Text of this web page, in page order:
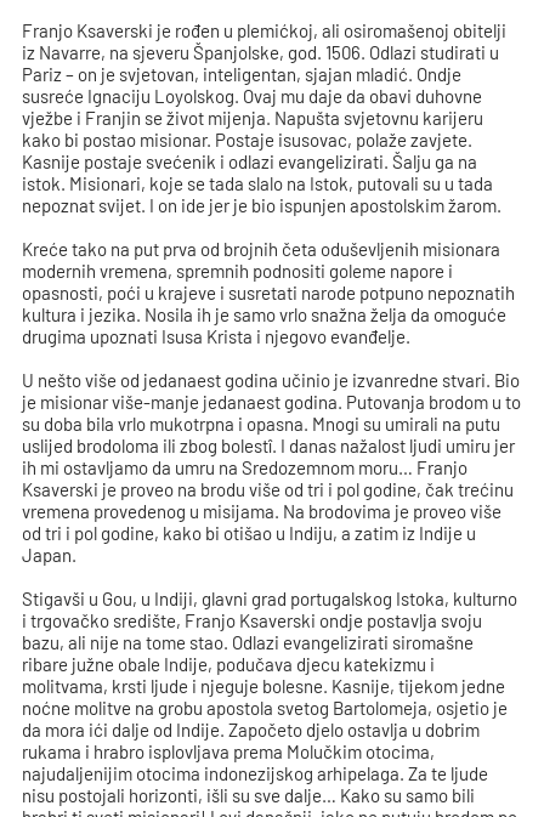
Franjo Ksaverski je rođen u plemićkoj, ali osiromašenoj obitelji
iz Navarre, na sjeveru Španjolske, god. 1506. Odlazi studirati u
Pariz – on je svjetovan, inteligentan, sjajan mladić. Ondje
susreće Ignaciju Loyolskog. Ovaj mu daje da obavi duhovne
vježbe i Franjin se život mijenja. Napušta svjetovnu karijeru
kako bi postao misionar. Postaje isusovac, polaže zavjete.
Kasnije postaje svećenik i odlazi evangelizirati. Šalju ga na
istok. Misionari, koje se tada slalo na Istok, putovali su u tada
nepoznat svijet. I on ide jer je bio ispunjen apostolskim žarom.
Kreće tako na put prva od brojnih četa oduševljenih misionara
modernih vremena, spremnih podnositi goleme napore i
opasnosti, poći u krajeve i susretati narode potpuno nepoznatih
kultura i jezika. Nosila ih je samo vrlo snažna želja da omoguće
drugima upoznati Isusa Krista i njegovo evanđelje.
U nešto više od jedanaest godina učinio je izvanredne stvari. Bio
je misionar više-manje jedanaest godina. Putovanja brodom u to
su doba bila vrlo mukotrpna i opasna. Mnogi su umirali na putu
uslijed brodoloma ili zbog bolestî. I danas nažalost ljudi umiru jer
ih mi ostavljamo da umru na Sredozemnom moru… Franjo
Ksaverski je proveo na brodu više od tri i pol godine, čak trećinu
vremena provedenog u misijama. Na brodovima je proveo više
od tri i pol godine, kako bi otišao u Indiju, a zatim iz Indije u
Japan.
Stigavši u Gou, u Indiji, glavni grad portugalskog Istoka, kulturno
i trgovačko središte, Franjo Ksaverski ondje postavlja svoju
bazu, ali nije na tome stao. Odlazi evangelizirati siromašne
ribare južne obale Indije, podučava djecu katekizmu i
molitvama, krsti ljude i njeguje bolesne. Kasnije, tijekom jedne
noćne molitve na grobu apostola svetog Bartolomeja, osjetio je
da mora ići dalje od Indije. Započeto djelo ostavlja u dobrim
rukama i hrabro isplovljava prema Molučkim otocima,
najudaljenijim otocima indonezijskog arhipelaga. Za te ljude
nisu postojali horizonti, išli su sve dalje… Kako su samo bili